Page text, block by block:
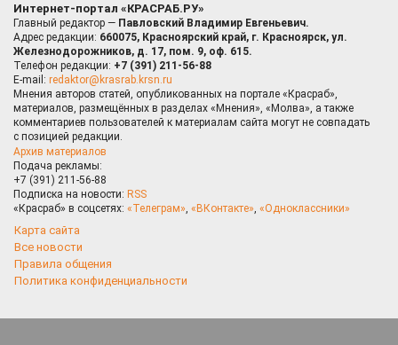
Интернет-портал «КРАСРАБ.РУ»
Главный редактор — Павловский Владимир Евгеньевич.
Адрес редакции: 660075, Красноярский край, г. Красноярск, ул.
Железнодорожников, д. 17, пом. 9, оф. 615.
Телефон редакции: +7 (391) 211-56-88
E-mail: redaktor@krasrab.krsn.ru
Мнения авторов статей, опубликованных на портале «Красраб»,
материалов, размещённых в разделах «Мнения», «Молва», а также
комментариев пользователей к материалам сайта могут не совпадать
с позицией редакции.
Архив материалов
Подача рекламы:
+7 (391) 211-56-88
Подписка на новости: RSS
«Красраб» в соцсетях: «Телеграм», «ВКонтакте», «Одноклассники»
Карта сайта
Все новости
Правила общения
Политика конфиденциальности